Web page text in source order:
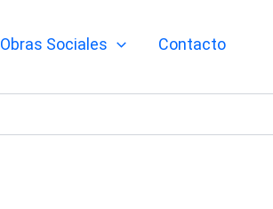
Obras Sociales Contacto